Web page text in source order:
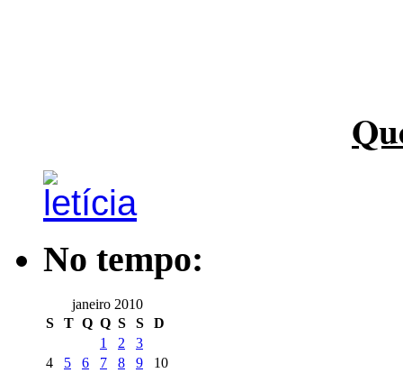
No tempo:
janeiro 2010
S
T Q Q S S D
1 2
3
4
5 6 7 8 9
10